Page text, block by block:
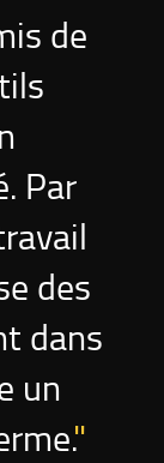
de
Par
des
dans
un